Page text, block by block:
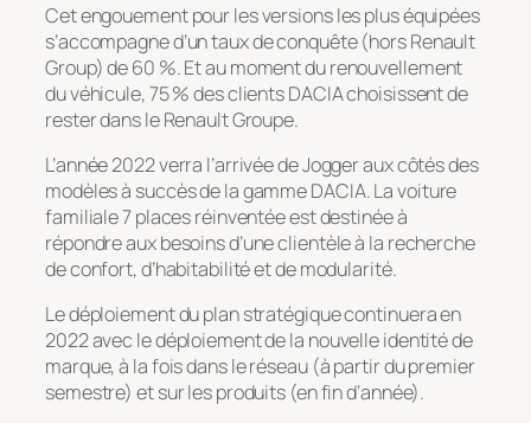
Cet engouement pour les versions les plus équipées
s’accompagne d’un taux de conquête (hors Renault
Group) de 60 %. Et au moment du renouvellement
du véhicule, 75 % des clients DACIA choisissent de
rester dans le Renault Groupe.
L’année 2022 verra l’arrivée de Jogger aux côtés des
modèles à succès de la gamme DACIA. La voiture
familiale 7 places réinventée est destinée à
répondre aux besoins d’une clientèle à la recherche
de confort, d’habitabilité et de modularité.
Le déploiement du plan stratégique continuera en
2022 avec le déploiement de la nouvelle identité de
marque, à la fois dans le réseau (à partir du premier
semestre) et sur les produits (en fin d’année).